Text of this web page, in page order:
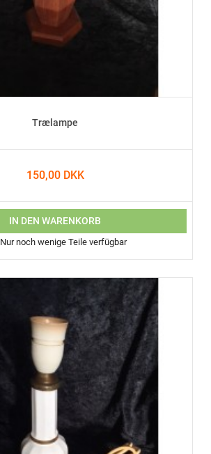
Trælampe
150,00 DKK
IN DEN WARENKORB
Nur noch wenige Teile verfügbar